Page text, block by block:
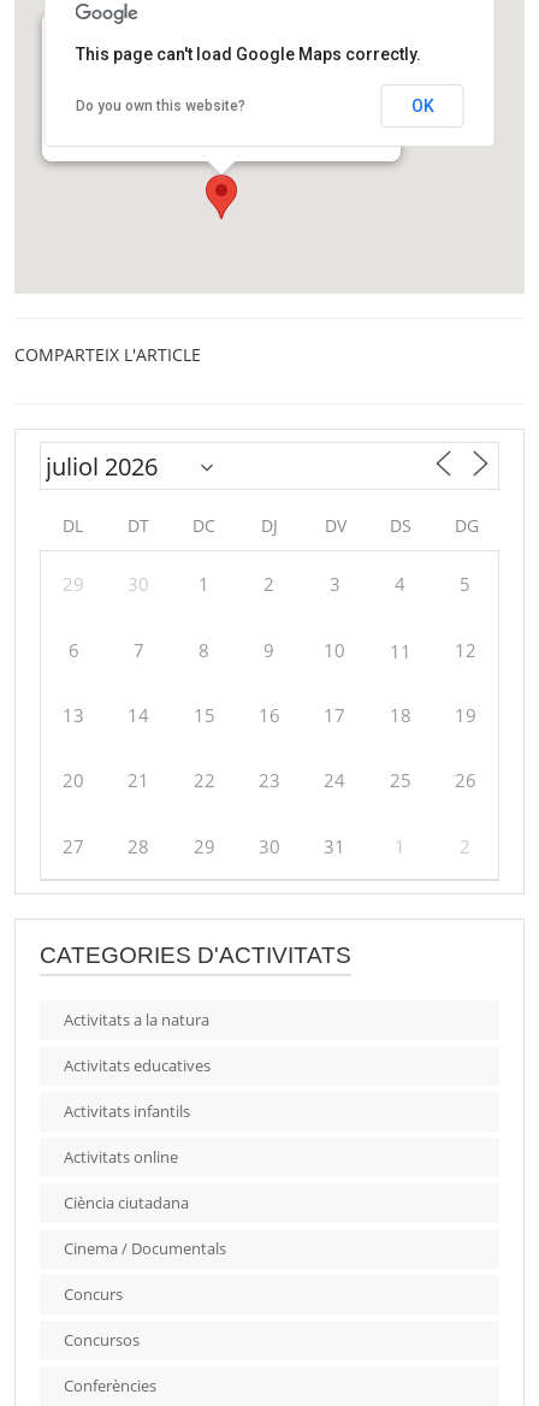
Pl. Lesseps
This page can't load Google Maps correctly.
Do you own this website? OK
COMPARTEIX L'ARTICLE
DL DT DC DJ DV DS DG
29 30 1 2 3 4 5
6 7 8 9 10 11 12
13 14 15 16 17 18 19
20 21 22 23 24 25 26
27 28 29 30 31 1 2
CATEGORIES D'ACTIVITATS
Activitats a la natura
Activitats educatives
Activitats infantils
Activitats online
Ciència ciutadana
Cinema / Documentals
Concurs
Concursos
Conferències